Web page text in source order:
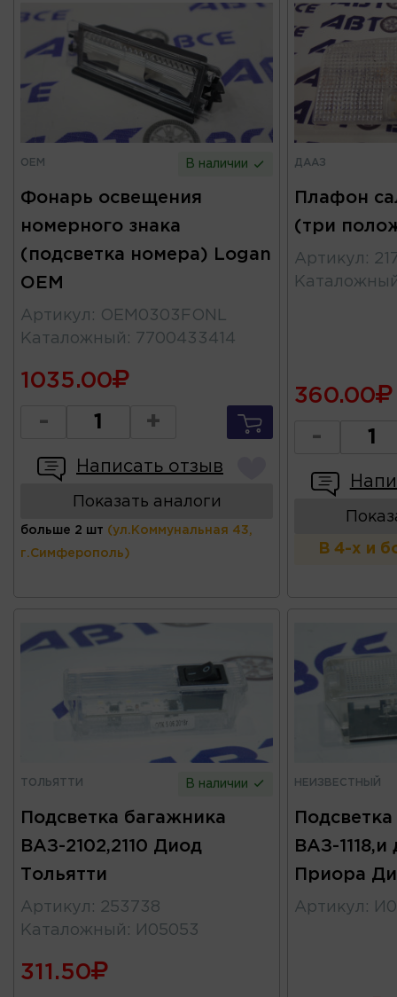
OEM В наличии
Фонарь освещения
номерного знака
(подсветка номера) Logan
OEM
Артикул : OEM0303FONL
Каталожный : 7700433414
1035.00
- +
Написать отзыв
Показать аналоги
больше 2 шт (ул.Коммунальная 43,
г.Симферополь)
ДААЗ
Плафон
(три
Артикул :
360.00
-
В 4-х и
ТОЛЬЯТТИ В наличии
Подсветка багажника
ВАЗ-2102,2110 Диод
Тольятти
Артикул : 253738
Каталожный : И05053
311.50
НЕИЗВЕСТНЫЙ
ВАЗ-1118,и
Приора
Артикул :